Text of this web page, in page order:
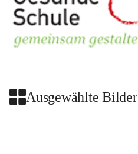
Ausgewählte Bilder